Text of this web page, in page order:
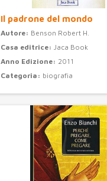
Il padrone del mondo
Autore: Benson Robert H.
Casa editrice: Jaca Book
Anno Edizione: 2011
Categoria: biografia